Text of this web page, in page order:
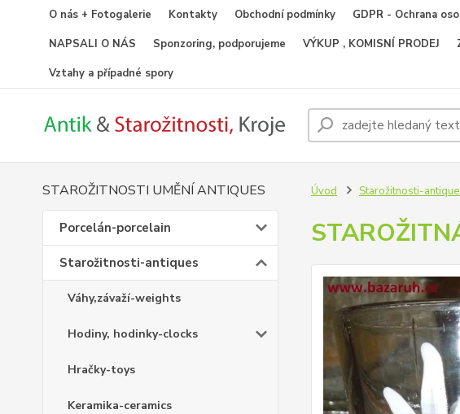
O nás + Fotogalerie Kontakty Obchodní podmínky GDPR - Ochrana
NAPSALI O NÁS
Sponzoring, podporujeme VÝKUP , KOMISNÍ PRODEJ
Vztahy a případné spory
STAROŽITNOSTI UMĚNÍ ANTIQUES
Porcelán-porcelain
Starožitnosti-antiques
Váhy,závaží-weights
Hodiny, hodinky-clocks
Hračky-toys
Keramika-ceramics
Úvod Starožitnosti-